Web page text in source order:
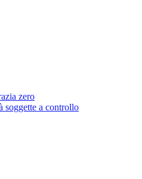
zero
soggette a controllo